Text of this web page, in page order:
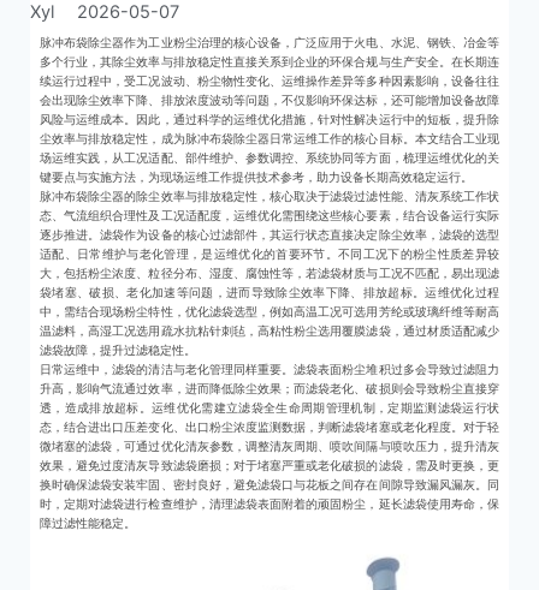
Xyl 2026-05-07
脉冲布袋除尘器作为工业粉尘治理的核心设备，广泛应用于火电、水泥、钢铁、冶金等
多个行业，其除尘效率与排放稳定性直接关系到企业的环保合规与生产安全。在长期连
续运行过程中，受工况波动、粉尘物性变化、运维操作差异等多种因素影响，设备往往
会出现除尘效率下降、排放浓度波动等问题，不仅影响环保达标，还可能增加设备故障
风险与运维成本。因此，通过科学的运维优化措施，针对性解决运行中的短板，提升除
尘效率与排放稳定性，成为脉冲布袋除尘器日常运维工作的核心目标。本文结合工业现
场运维实践，从工况适配、部件维护、参数调控、系统协同等方面，梳理运维优化的关
键要点与实施方法，为现场运维工作提供技术参考，助力设备长期高效稳定运行。
脉冲布袋除尘器的除尘效率与排放稳定性，核心取决于滤袋过滤性能、清灰系统工作状
态、气流组织合理性及工况适配度，运维优化需围绕这些核心要素，结合设备运行实际
逐步推进。滤袋作为设备的核心过滤部件，其运行状态直接决定除尘效率，滤袋的选型
适配、日常维护与老化管理，是运维优化的首要环节。不同工况下的粉尘性质差异较
大，包括粉尘浓度、粒径分布、湿度、腐蚀性等，若滤袋材质与工况不匹配，易出现滤
袋堵塞、破损、老化加速等问题，进而导致除尘效率下降、排放超标。运维优化过程
中，需结合现场粉尘特性，优化滤袋选型，例如高温工况可选用芳纶或玻璃纤维等耐高
温滤料，高湿工况选用疏水抗粘针刺毡，高粘性粉尘选用覆膜滤袋，通过材质适配减少
滤袋故障，提升过滤稳定性。
日常运维中，滤袋的清洁与老化管理同样重要。滤袋表面粉尘堆积过多会导致过滤阻力
升高，影响气流通过效率，进而降低除尘效果；而滤袋老化、破损则会导致粉尘直接穿
透，造成排放超标。运维优化需建立滤袋全生命周期管理机制，定期监测滤袋运行状
态，结合进出口压差变化、出口粉尘浓度监测数据，判断滤袋堵塞或老化程度。对于轻
微堵塞的滤袋，可通过优化清灰参数，调整清灰周期、喷吹间隔与喷吹压力，提升清灰
效果，避免过度清灰导致滤袋磨损；对于堵塞严重或老化破损的滤袋，需及时更换，更
换时确保滤袋安装牢固、密封良好，避免滤袋口与花板之间存在间隙导致漏风漏灰。同
时，定期对滤袋进行检查维护，清理滤袋表面附着的顽固粉尘，延长滤袋使用寿命，保
障过滤性能稳定。